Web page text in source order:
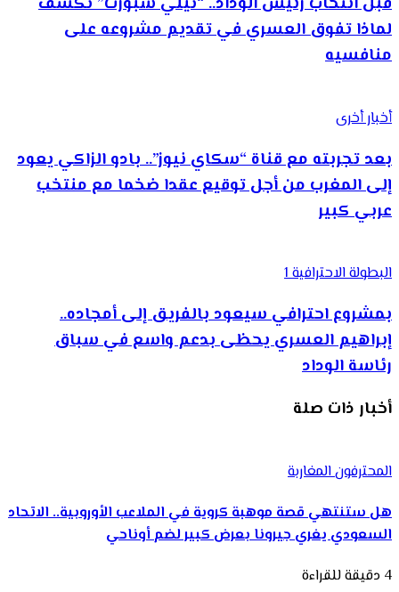
لماذا تفوق العسري في تقديم مشروعه على
منافسيه
أخبار أخرى
بعد تجربته مع قناة “سكاي نيوز”.. بادو الزاكي يعود
إلى المغرب من أجل توقيع عقدا ضخما مع منتخب
عربي كبير
البطولة الاحترافية 1
بمشروع احترافي سيعود بالفريق إلى أمجاده..
إبراهيم العسري يحظى بدعم واسع في سباق
رئاسة الوداد
أخبار ذات صلة
المحترفون المغاربة
هل ستنتهي قصة موهبة كروية في الملاعب الأوروبية.. الاتحاد
السعودي يغري جيرونا بعرض كبير لضم أوناحي
4 دقيقة للقراءة